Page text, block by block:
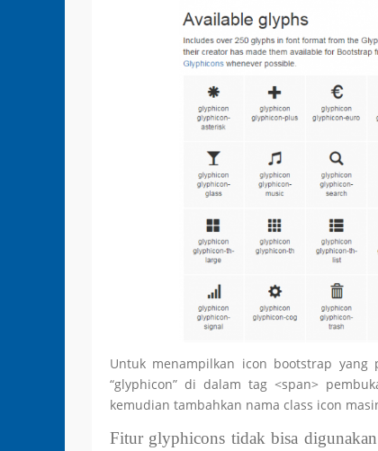
Untuk menampilkan icon bootstrap
“glyphicon” di dalam tag <span>
kemudian tambahkan nama class icon
Fitur glyphicons tidak bisa